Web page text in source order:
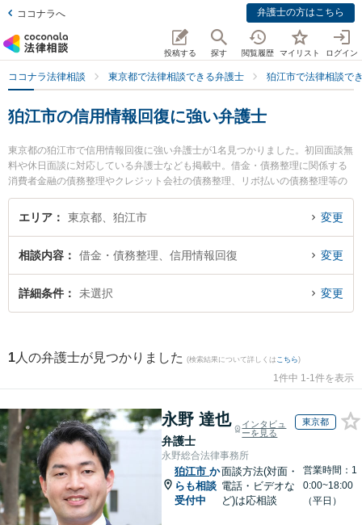
ココナラへ 弁護士の方はこちら
投稿する 探す 閲覧履歴 マイリスト ログイン
ココナラ法律相談 東京都で法律相談できる弁護士 狛江市で法律相談で
狛江市の信用情報回復に強い弁護士
東京都の狛江市で信用情報回復に強い弁護士が1名見つかりました。初回面談無
料や休日面談に対応している弁護士なども掲載中。借金・債務整理に関係する
消費者金融の債務整理やクレジット会社の債務整理、リボ払いの債務整理等の
細かな分野での絞り込み検索もでき便利です。特に片岡法律事務所の片岡 大輔
弁護士のプロフィール情報や弁護士費用、強みなどが注目されています。『狛
い』『初回相談無料で信用情報回復を法律相談できる狛江市内の弁護士に相談
予約したい』などでお困りの相談者さんにおすすめです。
エリア 東京都、狛江市 変更
相談内容 借金・債務整理、信用情報回復 変更
詳細条件 未選択 変更
1 人の弁護士が見つかりました (検索結果について詳しくは こちら)
1件中 1-1件を表示
永野 達也
弁護士
インタビュ
ーを見る
東京都
永野総合法律事務所
狛江市 か
らも相談
受付中
面談方法(対面・
電話・ビデオな
ど)は応相談
営業時間：1
0:00~18:00
（平日）